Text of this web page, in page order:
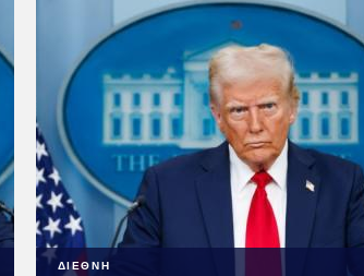
ΔΙΕΘΝΗ